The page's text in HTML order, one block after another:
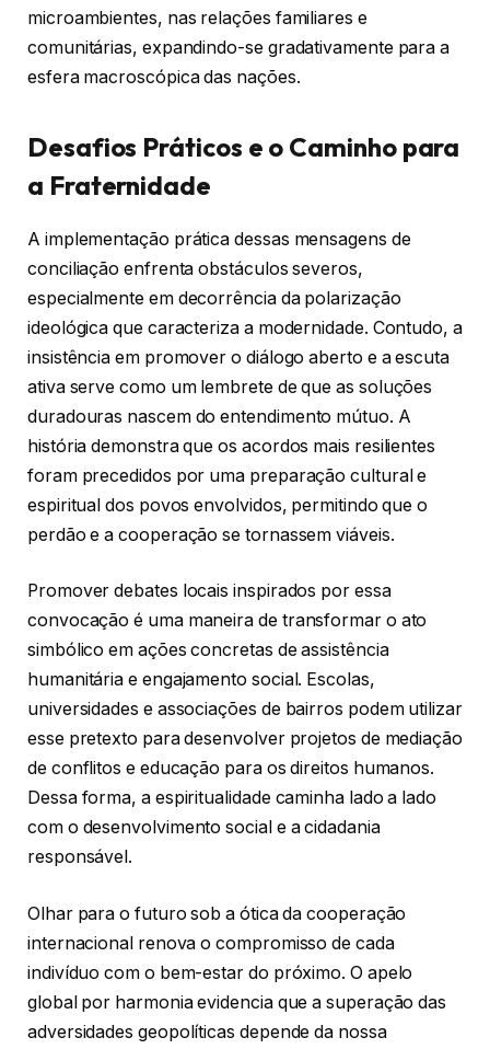
microambientes, nas relações familiares e
comunitárias, expandindo-se gradativamente para a
esfera macroscópica das nações.
Desafios Práticos e o Caminho para
a Fraternidade
A implementação prática dessas mensagens de
conciliação enfrenta obstáculos severos,
especialmente em decorrência da polarização
ideológica que caracteriza a modernidade. Contudo, a
insistência em promover o diálogo aberto e a escuta
ativa serve como um lembrete de que as soluções
duradouras nascem do entendimento mútuo. A
história demonstra que os acordos mais resilientes
foram precedidos por uma preparação cultural e
espiritual dos povos envolvidos, permitindo que o
perdão e a cooperação se tornassem viáveis.
Promover debates locais inspirados por essa
convocação é uma maneira de transformar o ato
simbólico em ações concretas de assistência
humanitária e engajamento social. Escolas,
universidades e associações de bairros podem utilizar
esse pretexto para desenvolver projetos de mediação
de conflitos e educação para os direitos humanos.
Dessa forma, a espiritualidade caminha lado a lado
com o desenvolvimento social e a cidadania
responsável.
Olhar para o futuro sob a ótica da cooperação
internacional renova o compromisso de cada
indivíduo com o bem-estar do próximo. O apelo
global por harmonia evidencia que a superação das
adversidades geopolíticas depende da nossa